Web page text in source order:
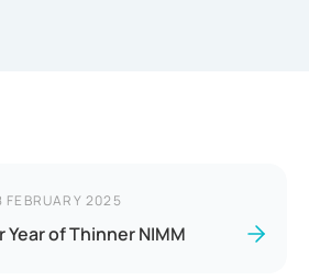
FEBRUARY 2025
of Thinner NIMM